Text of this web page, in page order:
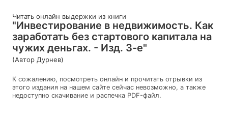
Читать онлайн выдержки из книги
"Инвестирование в недвижимость. Как
заработать без стартового капитала на
чужих деньгах. - Изд. 3-е"
(Автор Дурнев)
К сожалению, посмотреть онлайн и прочитать отрывки из
этого издания на нашем сайте сейчас невозможно, а также
недоступно скачивание и распечка PDF-файл.